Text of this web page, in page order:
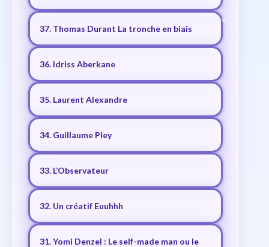
37. Thomas Durant La tronche en biais
36. Idriss Aberkane
35. Laurent Alexandre
34. Guillaume Pley
33. L’Observateur
32. Un créatif Euuhhh
31. Yomi Denzel : Le self-made man ou le